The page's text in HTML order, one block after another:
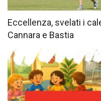
Eccellenza, svelati i
Cannara e Bastia